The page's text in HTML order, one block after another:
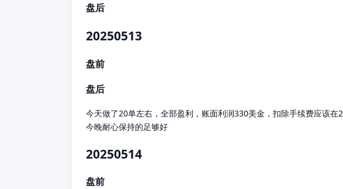
盘后
20250513
盘前
盘后
今天做了20单左右，全部盈利，账面利润330美金，扣除手续费应该
今晚耐心保持的足够好
20250514
盘前